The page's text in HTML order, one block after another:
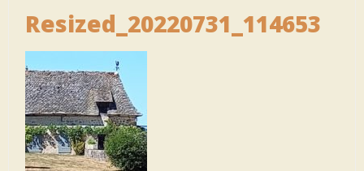
Resized_20220731_114653